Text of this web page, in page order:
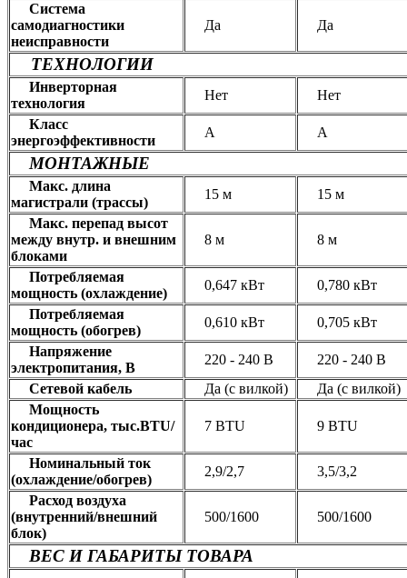
Система
самодиагностики
неисправности
Да Да
ТЕХНОЛОГИИ
Инверторная
технология
Нет
Нет
Класс
энергоэффективности
А А
МОНТАЖНЫЕ
Макс. длина
магистрали (трассы)
15 м
15 м
Макс. перепад высот
между внутр. и внешним
блоками
8 м 8 м
Потребляемая
мощность (охлаждение)
0,647 кВт
0,780 кВт
Потребляемая
мощность (обогрев)
0,610 кВт
0,705 кВт
Напряжение
электропитания, В
220 - 240 В
220 - 240 В
Сетевой кабель
Да (с вилкой)
Да (с вилкой)
Мощность
кондиционера, тыс.BTU/
час
7 BTU 9 BTU
Номинальный ток
(охлаждение/обогрев)
2,9/2,7
3,5/3,2
Расход воздуха
(внутренний/внешний
блок)
500/1600 500/1600
ВЕС И ГАБАРИТЫ ТОВАРА